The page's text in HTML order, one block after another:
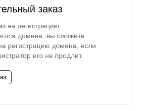
заказ
на регистрацию
домена: вы сможете
регистрацию домена, если
его не продлит.